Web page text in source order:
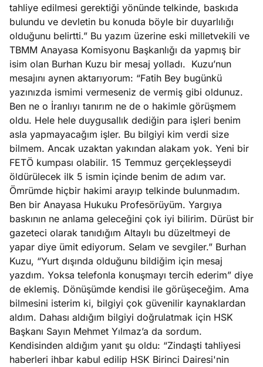
tahliye edilmesi gerektiği yönünde telkinde, baskıda
bulundu ve devletin bu konuda böyle bir duyarlılığı
olduğunu belirtti.” Bu yazım üzerine eski milletvekili ve
TBMM Anayasa Komisyonu Başkanlığı da yapmış bir
isim olan Burhan Kuzu bir mesaj yolladı. Kuzu’nun
mesajını aynen aktarıyorum: “Fatih Bey bugünkü
yazınızda ismimi vermeseniz de vermiş gibi oldunuz.
Ben ne o İranlıyı tanırım ne de o hakimle görüşmem
oldu. Hele hele duygusallık dediğin para işleri benim
asla yapmayacağım işler. Bu bilgiyi kim verdi size
bilmem. Ancak uzaktan yakından alakam yok. Yeni bir
FETÖ kumpası olabilir. 15 Temmuz gerçekleşseydi
öldürülecek ilk 5 ismin içinde benim de adım var.
Ömrümde hiçbir hakimi arayıp telkinde bulunmadım.
Ben bir Anayasa Hukuku Profesörüyüm. Yargıya
baskının ne anlama geleceğini çok iyi bilirim. Dürüst bir
gazeteci olarak tanıdığım Altaylı bu düzeltmeyi de
yapar diye ümit ediyorum. Selam ve sevgiler.” Burhan
Kuzu, “Yurt dışında olduğunu bildiğim için mesaj
yazdım. Yoksa telefonla konuşmayı tercih ederim” diye
de eklemiş. Dönüşümde kendisi ile görüşeceğim. Ama
bilmesini isterim ki, bilgiyi çok güvenilir kaynaklardan
aldım. Dahası aldığım bilgiyi doğrulatmak için HSK
Başkanı Sayın Mehmet Yılmaz’a da sordum.
Kendisinden aldığım yanıt şu oldu: “Zindaşti tahliyesi
haberleri ihbar kabul edilip HSK Birinci Dairesi'nin